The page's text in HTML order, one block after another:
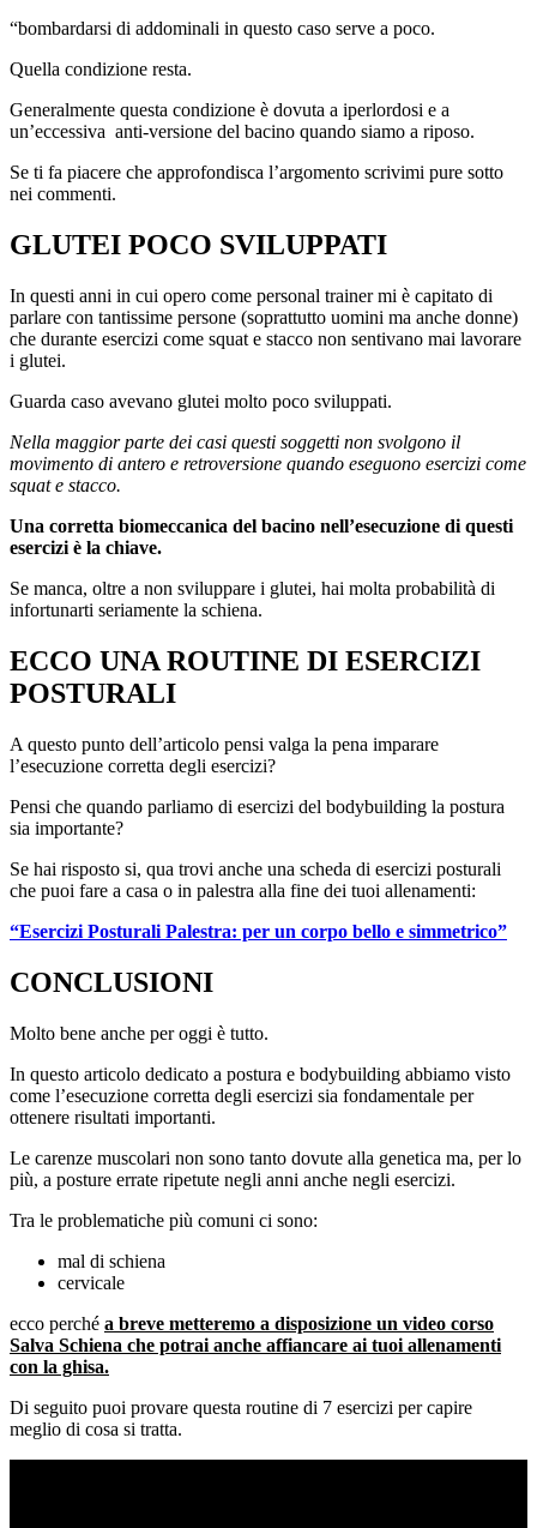
“bombardarsi di addominali in questo caso serve a poco.
Quella condizione resta.
Generalmente questa condizione è dovuta a iperlordosi e a
un’eccessiva anti-versione del bacino quando siamo a riposo.
Se ti fa piacere che approfondisca l’argomento scrivimi pure sotto
nei commenti.
GLUTEI POCO SVILUPPATI
In questi anni in cui opero come personal trainer mi è capitato di
parlare con tantissime persone (soprattutto uomini ma anche donne)
che durante esercizi come squat e stacco non sentivano mai lavorare
i glutei.
Guarda caso avevano glutei molto poco sviluppati.
Nella maggior parte dei casi questi soggetti non svolgono il
movimento di antero e retroversione quando eseguono esercizi come
squat e stacco.
Una corretta biomeccanica del bacino nell’esecuzione di questi
esercizi è la chiave.
Se manca, oltre a non sviluppare i glutei, hai molta probabilità di
infortunarti seriamente la schiena.
ECCO UNA ROUTINE DI ESERCIZI
POSTURALI
A questo punto dell’articolo pensi valga la pena imparare
l’esecuzione corretta degli esercizi?
Pensi che quando parliamo di esercizi del bodybuilding la postura
sia importante?
Se hai risposto si, qua trovi anche una scheda di esercizi posturali
che puoi fare a casa o in palestra alla fine dei tuoi allenamenti:
“Esercizi Posturali Palestra: per un corpo bello e simmetrico”
CONCLUSIONI
Molto bene anche per oggi è tutto.
In questo articolo dedicato a postura e bodybuilding abbiamo visto
come l’esecuzione corretta degli esercizi sia fondamentale per
ottenere risultati importanti.
Le carenze muscolari non sono tanto dovute alla genetica ma, per lo
più, a posture errate ripetute negli anni anche negli esercizi.
Tra le problematiche più comuni ci sono:
mal di schiena
cervicale
ecco perché a breve metteremo a disposizione un video corso
Salva Schiena che potrai anche affiancare ai tuoi allenamenti
con la ghisa.
Di seguito puoi provare questa routine di 7 esercizi per capire
meglio di cosa si tratta.